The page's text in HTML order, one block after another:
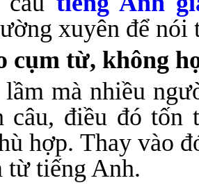
xuyên để nói
cụm từ, không
mà nhiều
câu, điều đó tốn
hợp. Thay vào
từ tiếng Anh.